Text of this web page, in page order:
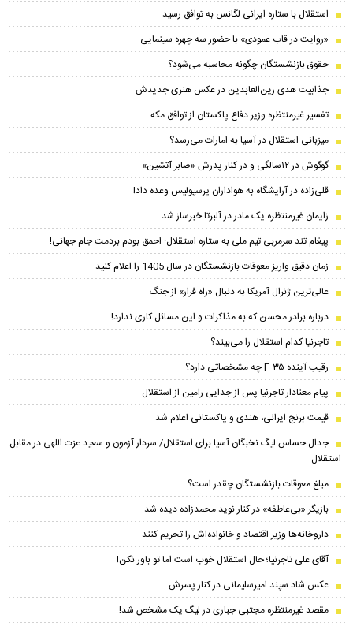
استقلال با ستاره ایرانی لگانس به توافق رسید
«روایت در قاب عمودی» با حضور سه چهره سینمایی
حقوق بازنشستگان چگونه محاسبه می‌شود؟
جذابیت هدی زین‌العابدین در عکس هنری جدیدش
تفسیر غیرمنتظره وزیر دفاع پاکستان از توافق مکه
میزبانی استقلال در آسیا به امارات می‌رسد؟
گوگوش در ۱۲سالگی و در کنار پدرش «صابر آتشین»
قلی‌زاده در آرایشگاه به هواداران پرسپولیس وعده داد!
زایمان غیرمنتظره یک مادر در آلبرتا خبرساز شد
پیغام تند سرمربی تیم ملی به ستاره استقلال: احمق بودم بردمت جام جهانی!
زمان دقیق واریز معوقات بازنشستگان در سال 1405 را اعلام کنید
عالی‌ترین ژنرال آمریکا به دنبال «راه فرار» از جنگ
درباره برادر محسن که به مذاکرات و این مسائل کاری ندارد!
تاجرنیا کدام استقلال را می‌بیند؟
رقیب آینده F-۳۵ چه مشخصاتی دارد؟
پیام معنادار تاجرنیا پس از جدایی رامین از استقلال
قیمت برنج ایرانی، هندی و پاکستانی اعلام شد
جدال حساس لیگ نخبگان آسیا برای استقلال/ سردار آزمون و سعید عزت اللهی در مقابل
استقلال
مبلغ معوقات بازنشستگان چقدر است؟
بازیگر «بی‌عاطفه» در کنار نوید محمدزاده دیده شد
داروخانه‌ها وزیر اقتصاد و خانواده‌اش را تحریم کنند
آقای علی تاجرنیا؛ حال استقلال خوب است اما تو باور نکن!
عکس شاد سپند امیرسلیمانی در کنار پسرش
مقصد غیرمنتظره مجتبی جباری در لیگ یک مشخص شد!